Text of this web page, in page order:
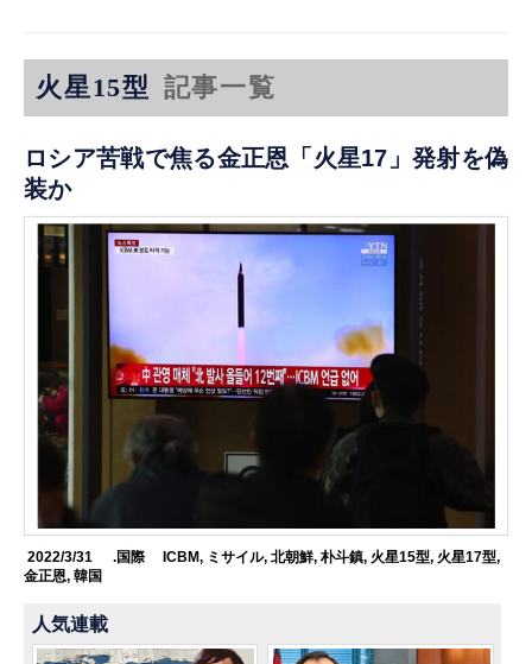
火星15型 記事一覧
ロシア苦戦で焦る金正恩「火星17」発射を偽
装か
2022/3/31 .国際 ICBM, ミサイル, 北朝鮮, 朴斗鎮, 火星15型, 火星17型,
金正恩,韓国
人気連載